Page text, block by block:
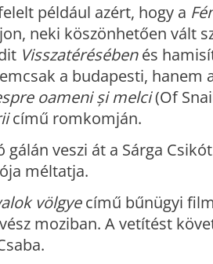
például azért, hogy a
neki köszönhetően vált
Visszatérésébenés
a budapesti, hanem
oameni și melci(Of
című romkomján.
veszi át a Sárga
méltatja.
völgyecímű bűnügyi
moziban. A vetítést